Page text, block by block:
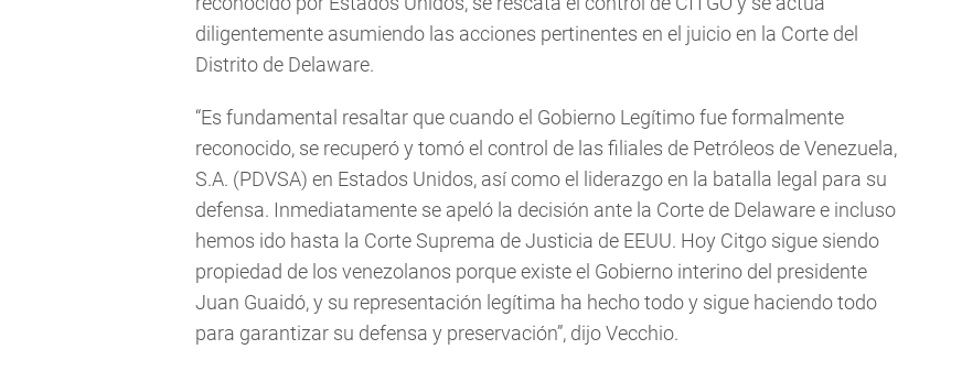
diligentemente asumiendo las acciones pertinentes en el juicio en la Corte del
Distrito de Delaware.
“Es fundamental resaltar que cuando el Gobierno Legítimo fue formalmente
reconocido, se recuperó y tomó el control de las filiales de Petróleos de Venezuela,
S.A. (PDVSA) en Estados Unidos, así como el liderazgo en la batalla legal para su
defensa. Inmediatamente se apeló la decisión ante la Corte de Delaware e incluso
hemos ido hasta la Corte Suprema de Justicia de EEUU. Hoy Citgo sigue siendo
propiedad de los venezolanos porque existe el Gobierno interino del presidente
Juan Guaidó, y su representación legítima ha hecho todo y sigue haciendo todo
para garantizar su defensa y preservación”, dijo Vecchio.